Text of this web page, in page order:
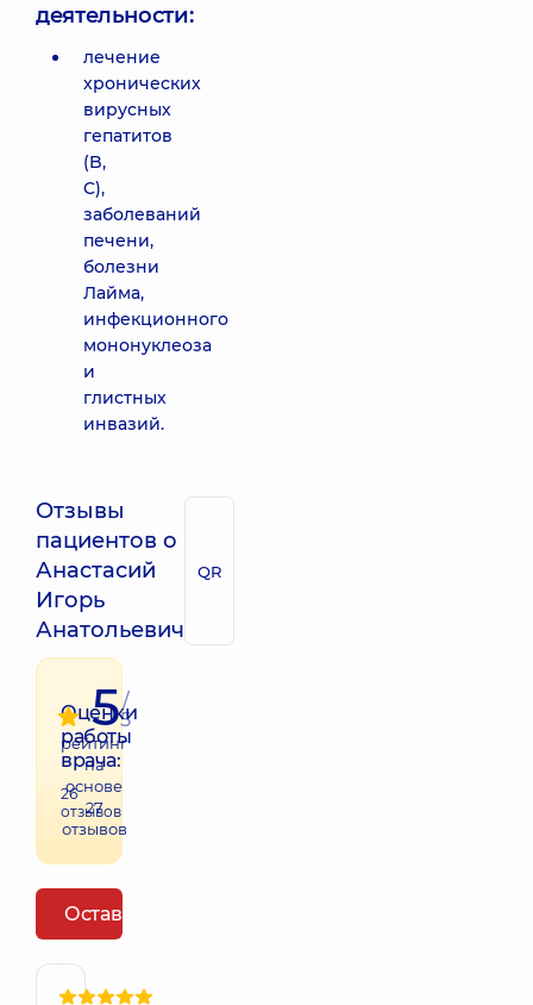
деятельности:
лечение
хронических
вирусных
гепатитов
(B,
C),
заболеваний
печени,
болезни
Лайма,
инфекционного
мононуклеоза
и
глистных
инвазий.
Отзывы
пациентов о
Анастасий
Игорь
Анатольевич
QR
Оценки
работы
врача:
26
отзывов
5/
5
рейтинг
на
основе
27
отзывов
Оставить отзыв